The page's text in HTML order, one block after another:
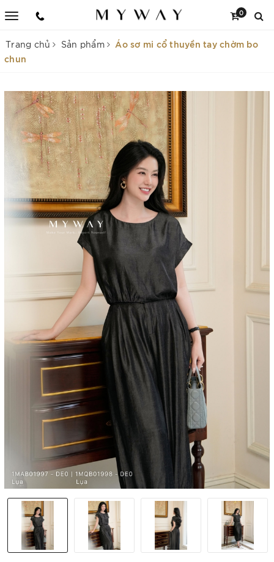
0
Trang chủ Sản phẩm
Áo sơ mi cổ thuyền tay chờm bo
chun